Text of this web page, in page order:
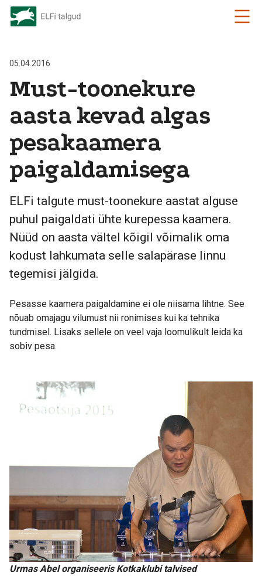
05.04.2016
Must-toonekure
aasta kevad algas
pesakaamera
paigaldamisega
ELFi talgute must-toonekure aastat alguse
puhul paigaldati ühte kurepessa kaamera.
Nüüd on aasta vältel kõigil võimalik oma
kodust lahkumata selle salapärase linnu
tegemisi jälgida.
Pesasse kaamera paigaldamine ei ole niisama lihtne. See
nõuab omajagu vilumust nii ronimises kui ka tehnika
tundmisel. Lisaks sellele on veel vaja loomulikult leida ka
sobiv pesa.
Urmas Abel organiseeris Kotkaklubi talvised